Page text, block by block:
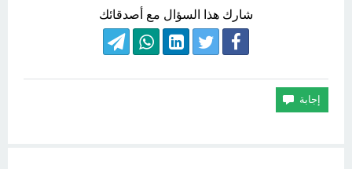
شارك هذا السؤال مع أصدقائك